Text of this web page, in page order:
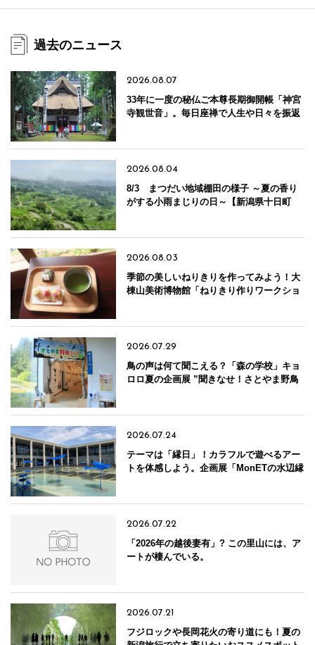
過去のニュース
2026.08.07
33年に一度の秘仏ご本尊長期御開帳「神宮
寺観世音」。毎日座禅で人生や日々を振返
2026.08.04
8/3 まつだい地域棚田の様子 ～夏の香り
がする小雨まじりの日～【新潟県十日町
2026.08.03
季節の美しいねりきりを作ってみよう！大
棟山美術博物館「ねりきり作りワークショ
2026.07.29
鳥の声は何て聞こえる？「森の学校」キョ
ロロ夏の企画展 ”聞きなせ！さとやま野鳥
2026.07.24
テーマは「縁日」！カラフルで遊べるアー
トを体感しよう。企画展「MonETの水辺縁
2026.07.22
「2026年の越後妻有」? この里山には、ア
ートが棲んでいる。
2026.07.21
フジロックや長岡花火の寄り道にも！夏の